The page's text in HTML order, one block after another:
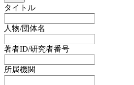
タイトル
人物/団体名
著者ID/研究者番号
所属機関